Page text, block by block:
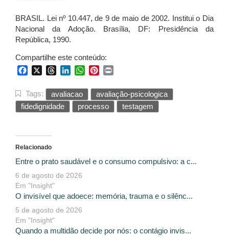
BRASIL. Lei nº 10.447, de 9 de maio de 2002. Institui o Dia
Nacional da Adoção. Brasília, DF: Presidência da
República, 1990.
Compartilhe este conteúdo:
FacebookThreadsLinkedInWhatsApp
Pinterest
Tags: avaliacao
avaliação-psicologica
fidedignidade
processo testagem
Relacionado
Entre o prato saudável e o consumo compulsivo: a c...
6 de agosto de 2026
Em "Insight"
O invisível que adoece: memória, trauma e o silênc...
5 de agosto de 2026
Em "Insight"
Quando a multidão decide por nós: o contágio invis...